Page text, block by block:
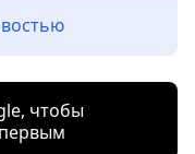
чтобы